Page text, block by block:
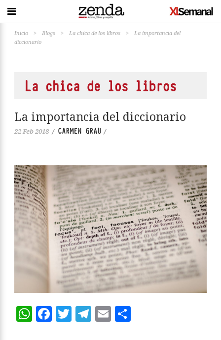
Inicio > Blogs > La chica de los libros >
La importancia del
diccionario
La chica de los libros
La importancia del diccionario
22 Feb 2018 / CARMEN GRAU /
WhatsApp
Facebook
Twitter
Telegram
Email